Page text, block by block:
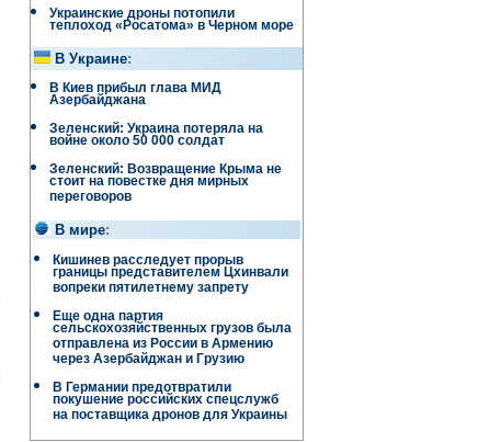
Украинские дроны потопили
теплоход «Росатома» в Черном море
В Украине:
В Киев прибыл глава МИД
Азербайджана
Зеленский: Украина потеряла на
войне около 50 000 солдат
Зеленский: Возвращение Крыма не
стоит на повестке дня мирных
переговоров
В мире:
Кишинев расследует прорыв
границы представителем Цхинвали
вопреки пятилетнему запрету
Еще одна партия
сельскохозяйственных грузов была
отправлена ​​из России в Армению
через Азербайджан и Грузию
В Германии предотвратили
покушение российских спецслужб
на поставщика дронов для Украины